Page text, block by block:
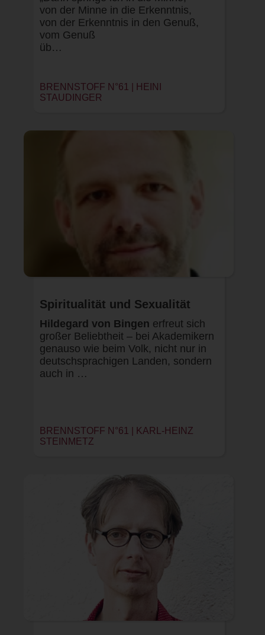
von der Minne in die Erkenntnis,
von der Erkenntnis in den Genuß,
vom Genuß
üb…
BRENNSTOFF N°61 |
HEINI
STAUDINGER
Spiritualität und Sexualität
Hildegard von Bingen erfreut sich
großer Beliebtheit – bei Akademikern
genauso wie beim Volk, nicht nur in
deutschsprachigen Landen, sondern
auch in …
BRENNSTOFF N°61 | KARL-HEINZ
STEINMETZ